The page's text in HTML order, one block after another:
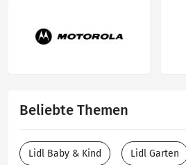
Beliebte Themen
Lidl Baby & Kind Lidl Garten